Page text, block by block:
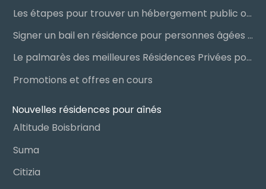
Les étapes pour trouver un hébergement public ou privé
Signer un bail en résidence pour personnes âgées (RPA) : ce qu’il faut savoir
Le palmarès des meilleures Résidences Privées pour Aînés (RPA)
Promotions et offres en cours
Nouvelles résidences pour aînés
Altitude Boisbriand
Suma
Citizia